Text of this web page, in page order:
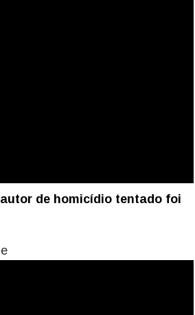
de homicídio tentado foi